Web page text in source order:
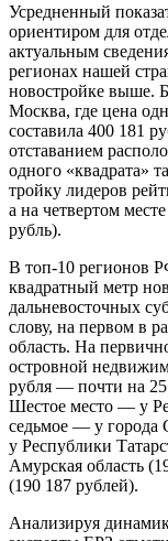
Усредненный
ориентиром для
актуальным
регионах нашей
новостройке выше.
Москва, где цена
составила 400 181
отставанием
одного «квадрата»
тройку лидеров
а на четвертом
рубль).
В топ-10 регионов
квадратный метр
дальневосточных
слову, на первом в
область. На
островной
рубля — почти на
Шестое место — у
седьмое — у города
у Республики
Амурская область
(190 187 рублей).
Анализируя